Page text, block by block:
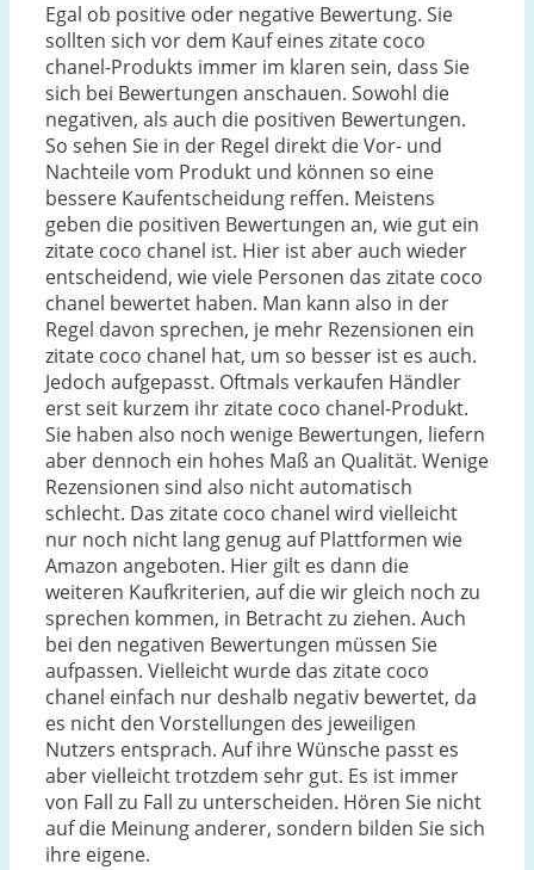
Egal ob positive oder negative Bewertung. Sie
sollten sich vor dem Kauf eines zitate coco
chanel-Produkts immer im klaren sein, dass Sie
sich bei Bewertungen anschauen. Sowohl die
negativen, als auch die positiven Bewertungen.
So sehen Sie in der Regel direkt die Vor- und
Nachteile vom Produkt und können so eine
bessere Kaufentscheidung reffen. Meistens
geben die positiven Bewertungen an, wie gut ein
zitate coco chanel ist. Hier ist aber auch wieder
entscheidend, wie viele Personen das zitate coco
chanel bewertet haben. Man kann also in der
Regel davon sprechen, je mehr Rezensionen ein
zitate coco chanel hat, um so besser ist es auch.
Jedoch aufgepasst. Oftmals verkaufen Händler
erst seit kurzem ihr zitate coco chanel-Produkt.
Sie haben also noch wenige Bewertungen, liefern
aber dennoch ein hohes Maß an Qualität. Wenige
Rezensionen sind also nicht automatisch
schlecht. Das zitate coco chanel wird vielleicht
nur noch nicht lang genug auf Plattformen wie
Amazon angeboten. Hier gilt es dann die
weiteren Kaufkriterien, auf die wir gleich noch zu
sprechen kommen, in Betracht zu ziehen. Auch
bei den negativen Bewertungen müssen Sie
aufpassen. Vielleicht wurde das zitate coco
chanel einfach nur deshalb negativ bewertet, da
es nicht den Vorstellungen des jeweiligen
Nutzers entsprach. Auf ihre Wünsche passt es
aber vielleicht trotzdem sehr gut. Es ist immer
von Fall zu Fall zu unterscheiden. Hören Sie nicht
auf die Meinung anderer, sondern bilden Sie sich
ihre eigene.